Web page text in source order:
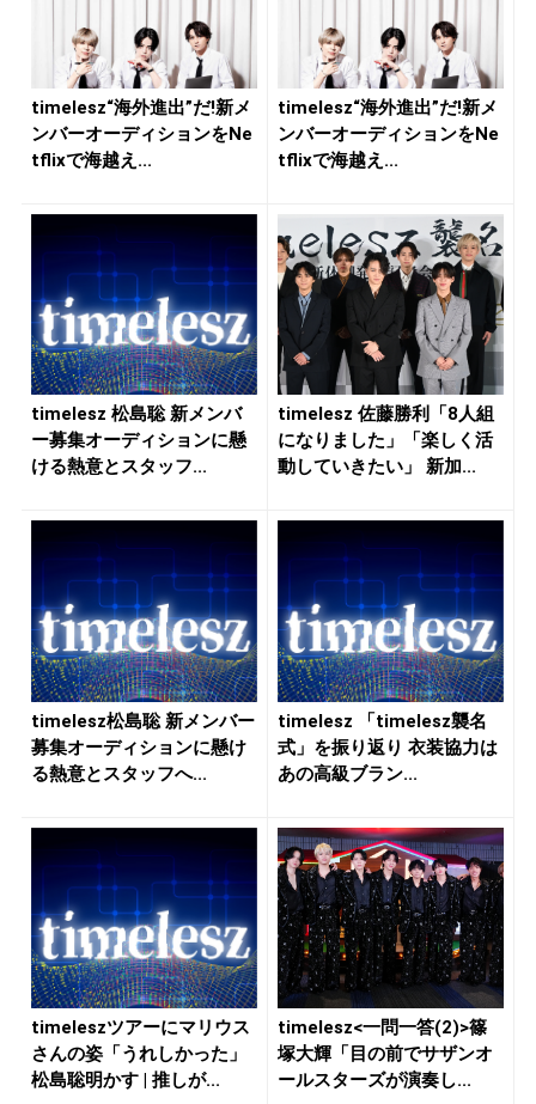
timelesz“海外進出”だ!新メ
ンバーオーディションをNe
tflixで海越え...
timelesz“海外進出”だ!新メ
ンバーオーディションをNe
tflixで海越え...
timelesz 松島聡 新メンバ
ー募集オーディションに懸
ける熱意とスタッフ...
timelesz 佐藤勝利「8人組
になりました」「楽しく活
動していきたい」 新加...
timelesz松島聡 新メンバー
募集オーディションに懸け
る熱意とスタッフへ...
timelesz 「timelesz襲名
式」を振り返り 衣装協力は
あの高級ブラン...
timeleszツアーにマリウス
さんの姿「うれしかった」
松島聡明かす | 推しが...
timelesz<一問一答(2)>篠
塚大輝「目の前でサザンオ
ールスターズが演奏し...